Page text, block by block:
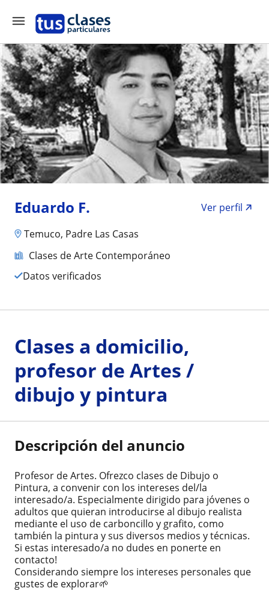
Eduardo F.
Ver perfil
Temuco, Padre Las Casas
Clases de Arte Contemporáneo
Datos verificados
Clases a domicilio,
profesor de Artes /
dibujo y pintura
Descripción del anuncio
Profesor de Artes. Ofrezco clases de Dibujo o
Pintura, a convenir con los intereses del/la
interesado/a. Especialmente dirigido para jóvenes o
adultos que quieran introducirse al dibujo realista
mediante el uso de carboncillo y grafito, como
también la pintura y sus diversos medios y técnicas.
Si estas interesado/a no dudes en ponerte en
contacto!
Considerando siempre los intereses personales que
gustes de explorar🌱